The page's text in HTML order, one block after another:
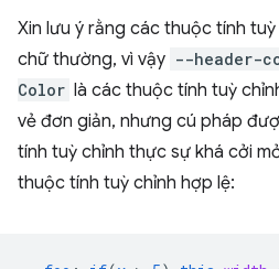
Xin lưu ý rằng các thuộc tính
chữ thường, vì vậy --header-
Color là các thuộc tính tuỳ
vẻ đơn giản, nhưng cú pháp
tính tuỳ chỉnh thực sự khá cởi
thuộc tính tuỳ chỉnh hợp lệ: